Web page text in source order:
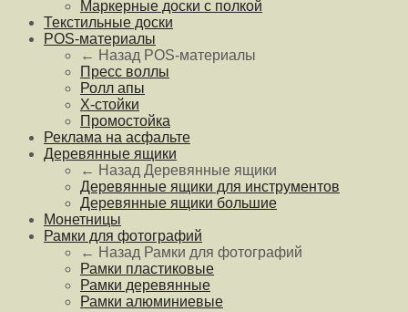
Маркерные доски с полкой
Текстильные доски
POS-материалы
← Назад POS-материалы
Пресс воллы
Ролл апы
Х-стойки
Промостойка
Реклама на асфальте
Деревянные ящики
← Назад Деревянные ящики
Деревянные ящики для инструментов
Деревянные ящики большие
Монетницы
Рамки для фотографий
← Назад Рамки для фотографий
Рамки пластиковые
Рамки деревянные
Рамки алюминиевые